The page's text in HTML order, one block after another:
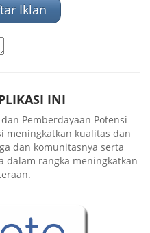
Iklan
INI
Pemberdayaan Potensi
meningkatkan kualitas dan
dan komunitasnya serta
dalam rangka meningkatkan